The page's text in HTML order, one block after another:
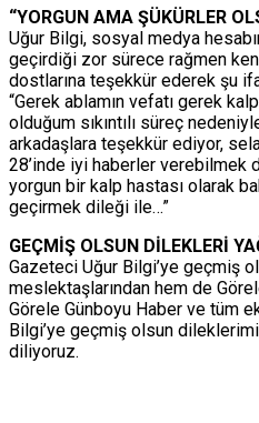
“YORGUN AMA ŞÜKÜRLER
Uğur Bilgi, sosyal medya
geçirdiği zor sürece rağmen
dostlarına teşekkür ederek şu
“Gerek ablamın vefatı gerek
olduğum sıkıntılı süreç
arkadaşlara teşekkür ediyor,
28’inde iyi haberler verebilmek
yorgun bir kalp hastası olarak
geçirmek dileği ile…”
GEÇMİŞ OLSUN DİLEKLERİ
Gazeteci Uğur Bilgi’ye geçmiş
meslektaşlarından hem de
Görele Günboyu Haber ve tüm
Bilgi’ye geçmiş olsun
diliyoruz.